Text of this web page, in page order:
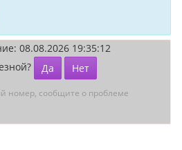
08.08.2026 19:35:12
Да Нет
номер, сообщите о проблеме